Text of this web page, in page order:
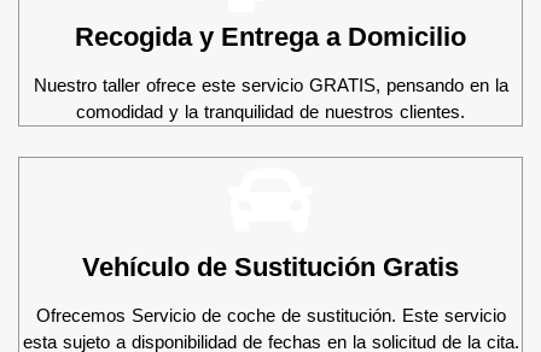
Recogida y Entrega a Domicilio
Nuestro taller ofrece este servicio GRATIS, pensando en la
comodidad y la tranquilidad de nuestros clientes.
Vehículo de Sustitución Gratis
Ofrecemos Servicio de coche de sustitución. Este servicio
esta sujeto a disponibilidad de fechas en la solicitud de la cita.